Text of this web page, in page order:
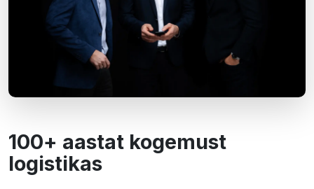
100+ aastat kogemust
logistikas